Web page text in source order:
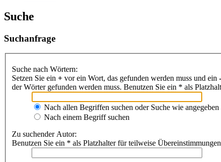
Suche
Suchanfrage
Suche nach Wörtern:
Setzen Sie ein + vor ein Wort, das gefunden werden muss und ein -
der Wörter gefunden werden muss. Benutzen Sie ein * als
Nach allen Begriffen suchen oder Suche wie angegeben
Nach einem Begriff suchen
Zu suchender Autor:
Benutzen Sie ein * als Platzhalter für teilweise